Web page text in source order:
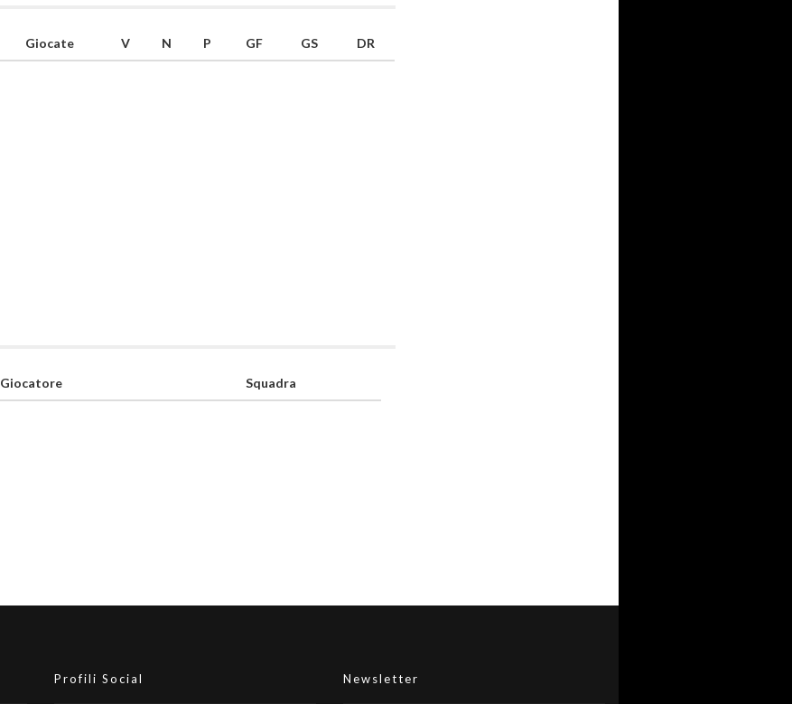
Giocate V N P GF GS DR
Giocatore Squadra
Profili Social Newsletter